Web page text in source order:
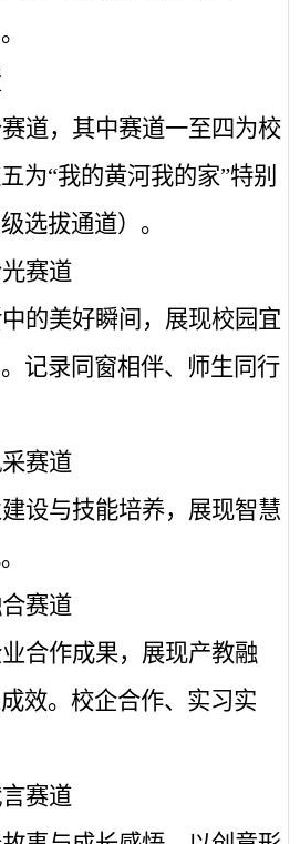
道，其中赛道一至四为校
为“我的黄河我的家”特别
选拔通道）。
光赛道
的美好瞬间，展现校园宜
记录同窗相伴、师生同行
采赛道
设与技能培养，展现智慧
合赛道
合作成果，展现产教融
效。校企合作、实习实
言赛道